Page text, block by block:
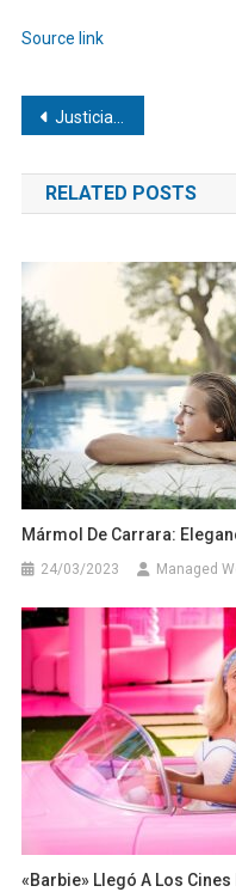
de
Source link
Navegación
de
entradas
Justicia de EEUU cierra caso contra Hjalmar Jesús Gibelli Gómez tras alcanzar acuerdo definitivo
RELATED POSTS
Mármol De Carrara:
24/03/2023 Managed
«Barbie» Llegó A Los